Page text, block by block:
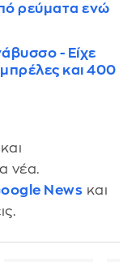
ρεύματα ενώ
- Είχε
και 400
και
νέα.
News και